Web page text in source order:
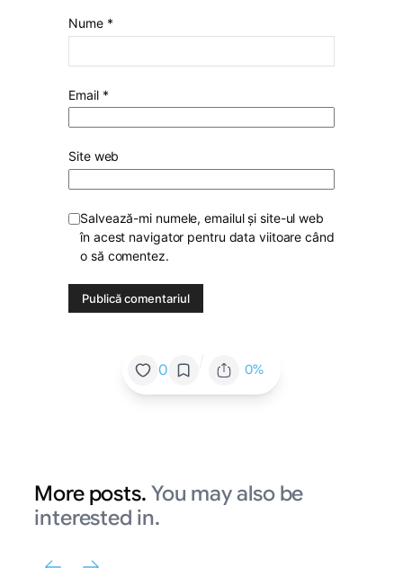
Nume *
Email *
Site web
Salvează-mi numele, emailul și site-ul web
în acest navigator pentru data viitoare când
o să comentez.
0 0%
More posts. You may also be
interested in.